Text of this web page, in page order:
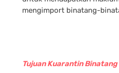
mengimport binatang-
Tujuan Kuarantin Binatang